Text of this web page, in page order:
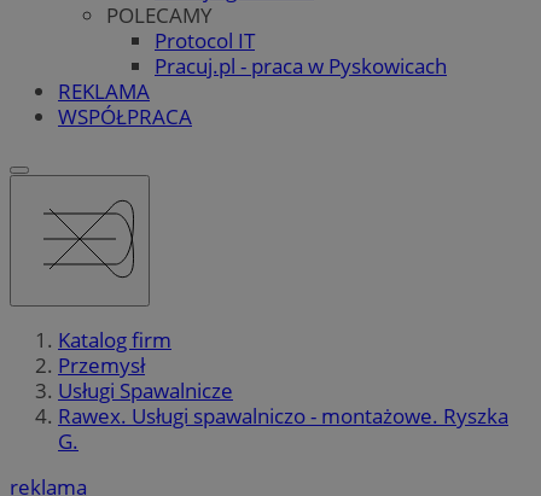
POLECAMY
Protocol IT
Pracuj.pl - praca w Pyskowicach
REKLAMA
WSPÓŁPRACA
Katalog firm
Przemysł
Usługi Spawalnicze
Rawex. Usługi spawalniczo - montażowe. Ryszka
G.
reklama